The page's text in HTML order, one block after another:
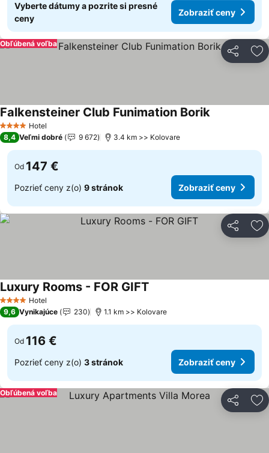
Vyberte dátumy a pozrite si presné
ceny
Zobraziť ceny
Zdieľať
Obľúbená voľba
4 Počet hviezdičiek
Hotel
Falkensteiner Club Funimation BorikZobraziť
8,4 Veľmi dobré 9 672 3.4 km >> Kolovare
Od 147 €
Pozrieť ceny z(o) 9 stránok Zobraziť ceny
Zdieľať
4 Počet hviezdičiek
Hotel
Luxury Rooms - FOR GIFT
9,6 Vynikajúce 230 1.1 km >> Kolovare
Od 116 €
Pozrieť ceny z(o) 3 stránok Zobraziť ceny
Zdieľať
Obľúbená voľba